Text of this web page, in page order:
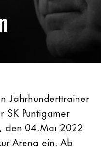
Jahrhunderttrainer
SK Puntigamer
den 04.Mai 2022
Arena ein. Ab